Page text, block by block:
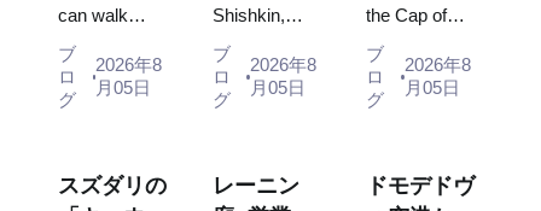
最大の宇宙
博覧会内部
can walk
through, the
Energia–
Buran model,
capsules and
120 pieces of
ブ
ロ
グ
2026年8
月05日
値のある絵
画
Shishkin,
Vrubel, Serov
and Surikov
— the works
they hang,
and why
ブ
ロ
グ
2026年8
月05日
卵、玉座、
戴冠式の衣
装
the Cap of
Monomakh,
the double
throne of two
dress of
Catherine...
ブ
ロ
グ
2026年8
月05日
スズダリの
レーニン
ドモデドヴ